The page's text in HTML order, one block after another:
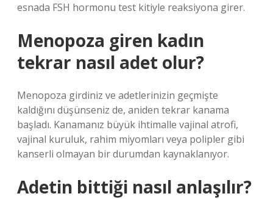
esnada FSH hormonu test kitiyle reaksiyona girer.
Menopoza giren kadın
tekrar nasıl adet olur?
Menopoza girdiniz ve adetlerinizin geçmişte
kaldığını düşünseniz de, aniden tekrar kanama
başladı. Kanamanız büyük ihtimalle vajinal atrofi,
vajinal kuruluk, rahim miyomları veya polipler gibi
kanserli olmayan bir durumdan kaynaklanıyor.
Adetin bittiği nasıl anlaşılır?